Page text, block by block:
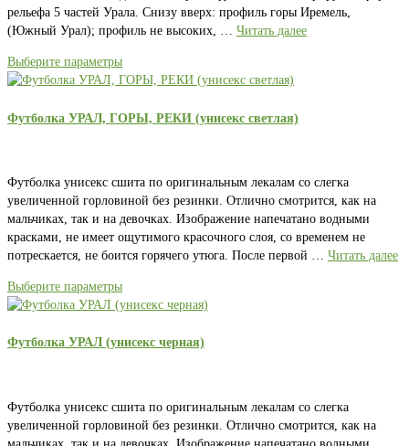
рельефа 5 частей Урала. Снизу вверх: профиль горы Иремель,
(Южный Урал); профиль не высоких, … Читать далее
Выберите параметры
Футболка УРАЛ, ГОРЫ, РЕКИ (унисекс светлая)
Футболка унисекс сшита по оригинальным лекалам со слегка
увеличенной горловиной без резинки. Отлично смотрится, как на
мальчиках, так и на девочках. Изображение напечатано водными
красками, не имеет ощутимого красочного слоя, со временем не
потрескается, не боится горячего утюга. После первой … Читать далее
Выберите параметры
Футболка УРАЛ (унисекс черная)
Футболка унисекс сшита по оригинальным лекалам со слегка
увеличенной горловиной без резинки. Отлично смотрится, как на